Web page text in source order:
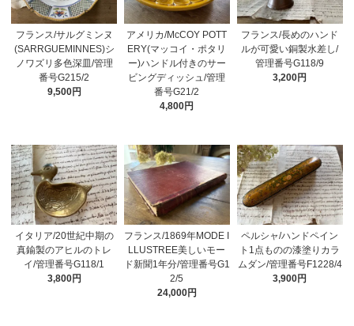
フランス/サルグミンヌ
(SARRGUEMINNES)シ
ノワズリ多色深皿/管理
番号G215/2
9,500円
アメリカ/McCOY POTT
ERY(マッコイ・ポタリ
ー)ハンドル付きのサー
ビングディッシュ/管理
番号G21/2
4,800円
フランス/長めのハンド
ルが可愛い銅製水差し/
管理番号G118/9
3,200円
イタリア/20世紀中期の
真鍮製のアヒルのトレ
イ/管理番号G118/1
3,800円
フランス/1869年MODE I
LLUSTREE美しいモー
ド新聞1年分/管理番号G1
2/5
24,000円
ペルシャ/ハンドペイン
ト1点ものの漆塗りカラ
ムダン/管理番号F1228/4
3,900円